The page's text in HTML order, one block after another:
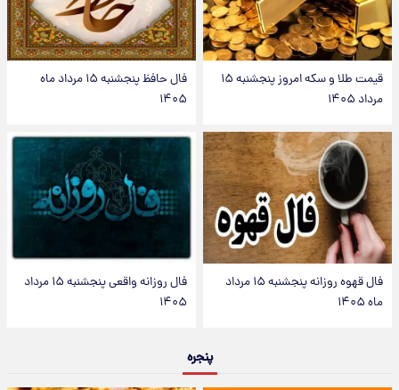
قیمت طلا و سکه امروز پنجشنبه ۱۵
مرداد ۱۴۰۵
فال حافظ پنجشنبه ۱۵ مرداد ماه
۱۴۰۵
فال قهوه روزانه پنجشنبه ۱۵ مرداد
ماه ۱۴۰۵
فال روزانه واقعی پنجشنبه ۱۵ مرداد
۱۴۰۵
پنجره